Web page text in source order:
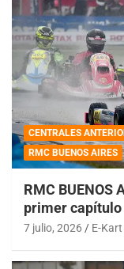
CENTRALES
RMC BUENOS AIRES
RMC BUENOS
primer capítulo
7 julio, 2026 E-Kart